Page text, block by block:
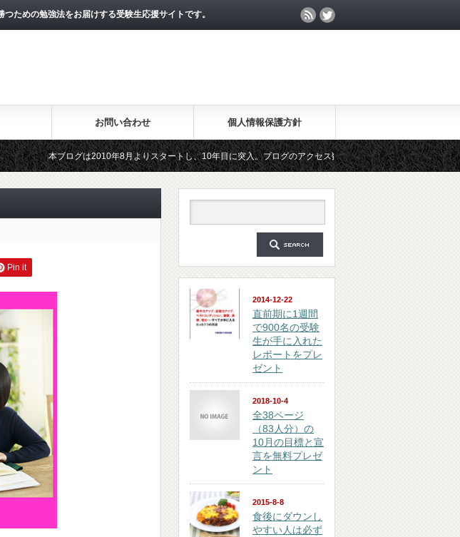
ための勉強法をお届けする受験生応援サイトです。
お問い合わせ 個人情報保護方針
ログは2010年8月よりスタートし、10年目に突入。ブログのアクセス数が月間25万PV、公開記事数が2000記事を突
年3月よりスタートした無料メールマガジン「勉強の集中力が10倍アップする秘訣」は、2018年6月に総読者数が4
Pin it
2014-12-22
直前期に1週間
で900名の受験
生が手に入れた
レポートをプレ
ゼント
2018-10-4
全38ページ
（83人分）の
10月の目標と宣
言を無料プレゼ
ント
2015-8-8
食後にダウンし
やすい人は必ず